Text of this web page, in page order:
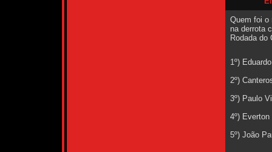
Quem foi o
na derrota
Rodada do
1º)
2º)
3º) Paulo
4º) Everton
5º) João